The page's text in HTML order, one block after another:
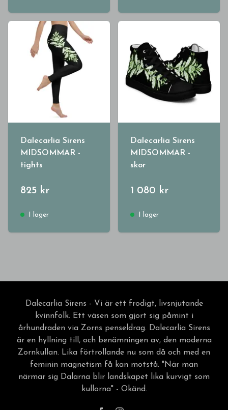
Dalecarlia Sirens
MIDSOMMAR -
tights
825 kr
I lager
Dalecarlia Sirens
MIDSOMMAR -
skor
1 080 kr
I lager
Dalecarlia Sirens - Vi är ett frodigt, livsnjutande
kvinnfolk. Ett väsen som gjort sig påmint i
århundraden via Zorns penseldrag. Dalecarlia Sirens
är en hyllning till, och benämningen av, den moderna
Zornkullan. Lika förtrollande nu som då och med en
feminin magnetism få kan motstå. "När man
närmar sig Dalarna blir landskapet lika kurvigt som
kullorna" - Okänd.